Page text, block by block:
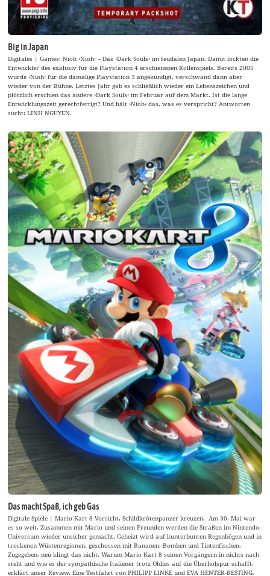
Big in Japan
Digitales | Games: Nioh ›Nioh‹ – Das ›Dark Souls‹ im feudalen Japan. Damit lockten die
Entwickler des exklusiv für die Playstation 4 erschienenen Rollenspiels. Bereits 2005
wurde ›Nioh‹ für die damalige Playstation 3 angekündigt, verschwand dann aber
wieder von der Bühne. Letztes Jahr gab es schließlich wieder ein Lebenszeichen und
plötzlich erschien das andere ›Dark Souls‹ im Februar auf dem Markt. Ist die lange
Entwicklungszeit gerechtfertigt? Und hält ›Nioh‹ das, was es verspricht? Antworten
sucht: LINH NGUYEN.
Das macht Spaß, ich geb Gas
Digitale Spiele | Mario Kart 8 Vorsicht, Schildkrötenpanzer kreuzen. Am 30. Mai war
es so weit. Zusammen mit Mario und seinen Freunden werden die Straßen im Nintendo-
Universum wieder unsicher gemacht. Geheizt wird auf kunterbunten Regenbögen und in
trockenen Wüstenregionen, geschossen mit Bananen, Bomben und Tintenfischen.
Zugegeben, neu klingt das nicht. Warum Mario Kart 8 seinen Vorgängern in nichts nach
steht und wie es der sympathische Italiener trotz Oldies auf die Überholspur schafft,
erklärt unser Review. Eine Testfahrt von PHILIPP LINKE und EVA HENTER-BESTING.